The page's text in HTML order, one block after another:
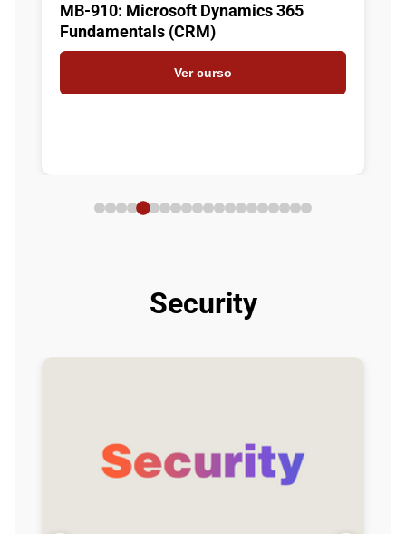
MB-910: Microsoft Dynamics 365
Fundamentals (CRM)
Ver curso
Security